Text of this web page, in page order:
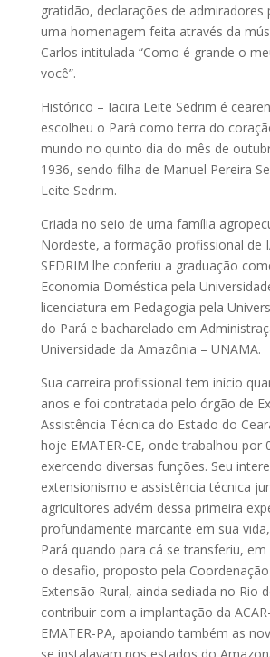
gratidão, declarações de admiradores
uma homenagem feita através da
Carlos intitulada “Como é grande o
você”.
Histórico – Iacira Leite Sedrim é
escolheu o Pará como terra do
mundo no quinto dia do mês de
1936, sendo filha de Manuel Pereira
Leite Sedrim.
Criada no seio de uma família
Nordeste, a formação profissional de
SEDRIM lhe conferiu a graduação
Economia Doméstica pela
licenciatura em Pedagogia pela
do Pará e bacharelado em
Universidade da Amazônia – UNAMA.
Sua carreira profissional tem início
anos e foi contratada pelo órgão de
Assistência Técnica do Estado do
hoje EMATER-CE, onde trabalhou por
exercendo diversas funções. Seu
extensionismo e assistência técnica
agricultores advém dessa primeira
profundamente marcante em sua
Pará quando para cá se transferiu,
o desafio, proposto pela
Extensão Rural, ainda sediada no Rio
contribuir com a implantação da
EMATER-PA, apoiando também as